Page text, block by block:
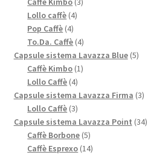
Lollo caffè 44
Pop Caffè 44
prodotti
To.Da. Caffè 44
prodotti
Capsule sistema Lavazza Blue 55
Caffè Kimbo 11
Lollo Caffè 44
prodotti
Capsule sistema Lavazza Firma 33
Lollo Caffè 33
prodotti
Capsule sistema Lavazza Point 3434
Caffè Borbone 55
prodotti
Caffè Esprexo 1414